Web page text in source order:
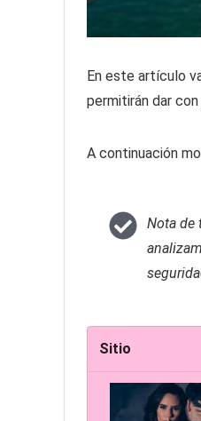
En este artículo
permitirán dar
A continuación
Nota de
Sitio